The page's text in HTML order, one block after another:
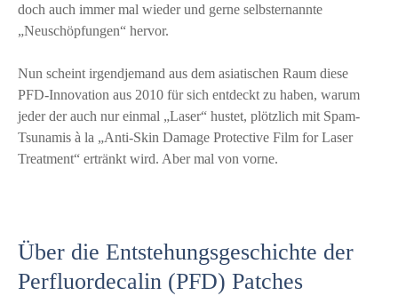
doch auch immer mal wieder und gerne selbsternannte
„Neuschöpfungen“ hervor.
Nun scheint irgendjemand aus dem asiatischen Raum diese
PFD-Innovation aus 2010 für sich entdeckt zu haben, warum
jeder der auch nur einmal „Laser“ hustet, plötzlich mit Spam-
Tsunamis à la „Anti-Skin Damage Protective Film for Laser
Treatment“ ertränkt wird. Aber mal von vorne.
Über die Entstehungsgeschichte der
Perfluordecalin (PFD) Patches